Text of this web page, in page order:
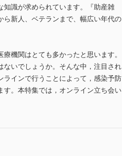
知識が求められています。『助産雑
新人、ベテランまで、幅広い年代の
機関はとても多かったと思います。
いでしょうか。そんな中，注目され
インで行うことによって，感染予防
。本特集では，オンライン立ち会い